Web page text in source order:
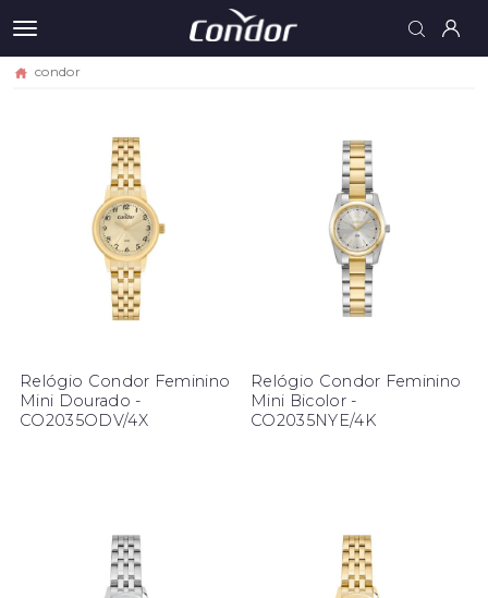
condor
Relógio Condor Feminino
Mini Dourado -
CO2035ODV/4X
Relógio Condor Feminino
Mini Bicolor -
CO2035NYE/4K